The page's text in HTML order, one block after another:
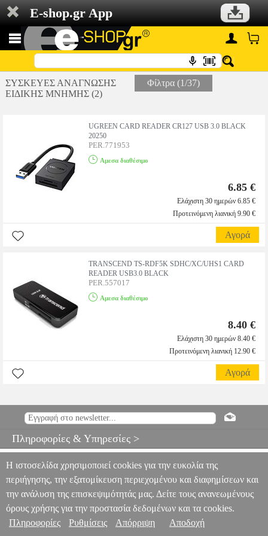
E-shop.gr App
ΣΥΣΚΕΥΕΣ ΑΝΑΓΝΩΣΗΣ
ΕΙΔΙΚΗΣ ΜΝΗΜΗΣ (2)
Φίλτρα (1/37)
UGREEN CARD READER CR127 USB 3.0 BLACK
20250
PER.771953
Αμεσα διαθέσιμο
6.85 €
Ελάχιστη 30 ημερών 6.85 €
Προτεινόμενη λιανική 9.90 €
Αγορά
TRANSCEND TS-RDF5K SDHC/XC/UHS1 CARD
READER USB3.0 BLACK
PER.557017
Αμεσα διαθέσιμο
8.40 €
Ελάχιστη 30 ημερών 8.40 €
Προτεινόμενη λιανική 12.90 €
Αγορά
Πληροφορίες & Υπηρεσίες >
Η ιστοσελίδα χρησιμοποιεί cookies για την ευκολία της
περιήγησης, την εξατομίκευση περιεχομένου και διαφημίσεων και
την ανάλυση της επισκεψιμότητάς μας. Δείτε τους ανανεωμένους
όρους χρήσης για την προστασία δεδομένων και τα cookies.
Πληροφορίες
Ρυθμίσεις Απόρριψη Αποδοχή